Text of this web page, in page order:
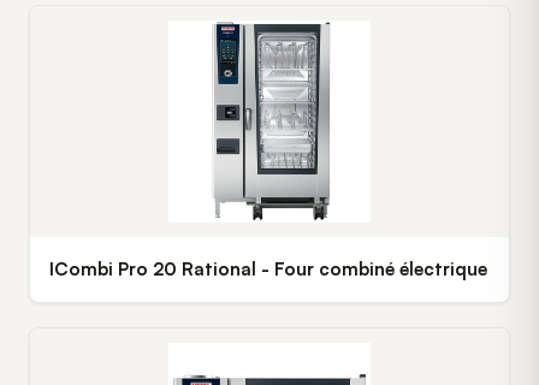
ICombi Pro 20 Rational - Four combiné électrique